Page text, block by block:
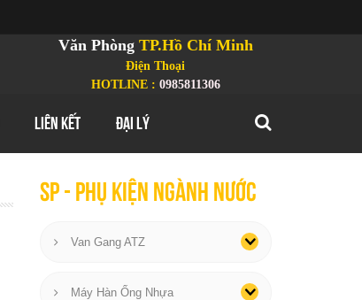
Văn Phòng TP.Hồ Chí Minh
Điện Thoại
HOTLINE : 0985811306
LIÊN KẾT ĐẠI LÝ
SP - phụ kiện ngành nước
Van Gang ATZ
Máy Hàn Ống Nhựa